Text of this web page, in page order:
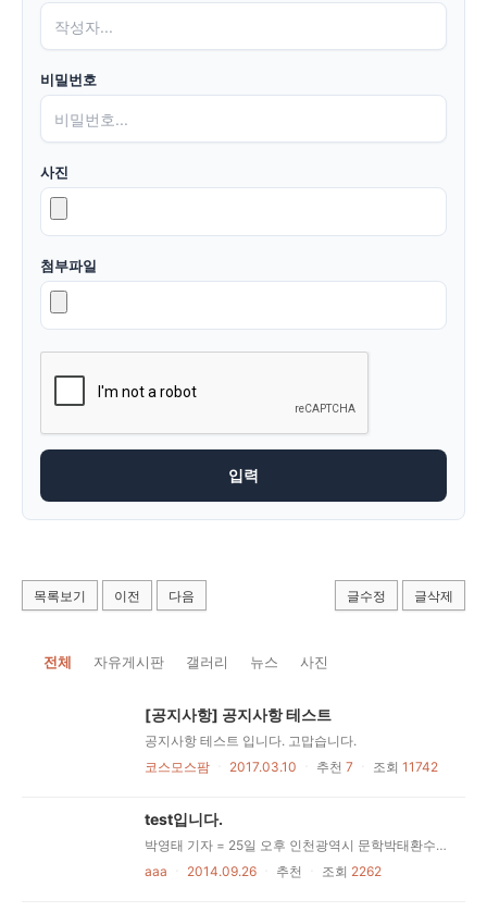
비밀번호
사진
첨부파일
목록보기 이전 다음 글수정 글삭제
전체 자유게시판 갤러리 뉴스 사진
[공지사항] 공지사항 테스트
공지사항 테스트 입니다. 고맙습니다.
코스모스팜
2017.03.10 추천 7 조회 11742
test입니다.
박영태 기자 = 25일 오후 인천광역시 문학박태환수영장에서 열린 ‘2014 인천아시아경기대회’ 수영 남자 자유형 100m 결승전에서 한국 박태환이 48초75의 기록으로 2위를 차지한 후 시상식에서 메달을 들어보이고 있다. 2014.09.25. since1999@newsis.com [사진 영상 제보받습니다] 공감언론 뉴시스가 독자 여러분의 소중한 제보를 기다립니다. 뉴스 가치나 화제성이 있다고 판단되는 사진 또는 영상을 뉴시스 사진영상부(n-photo@newsis.com, 02-721-7470)로 보내주시면 적극 반영하겠습니다.
aaa
2014.09.26 추천 조회 2262